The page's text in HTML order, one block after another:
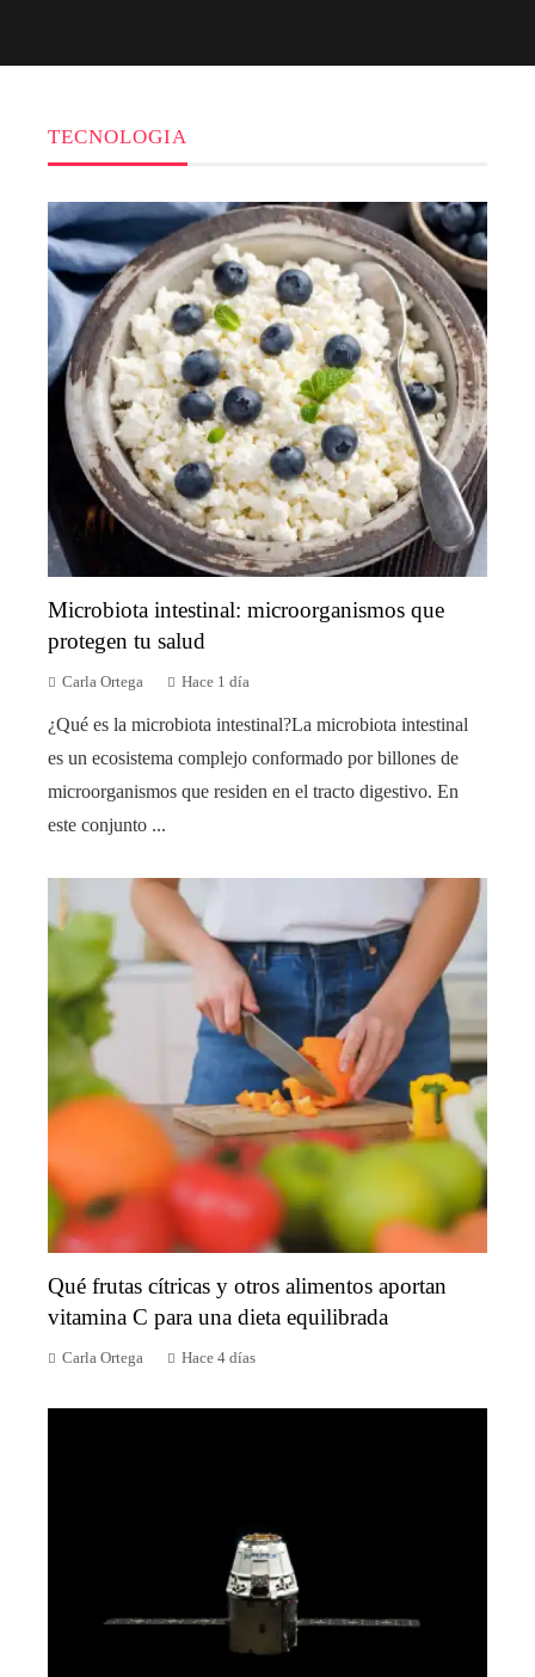
TECNOLOGIA
Microbiota intestinal: microorganismos que
protegen tu salud
Carla Ortega Hace 1 día
¿Qué es la microbiota intestinal?La microbiota intestinal
es un ecosistema complejo conformado por billones de
microorganismos que residen en el tracto digestivo. En
este conjunto ...
Qué frutas cítricas y otros alimentos aportan
vitamina C para una dieta equilibrada
Carla Ortega Hace 4 días